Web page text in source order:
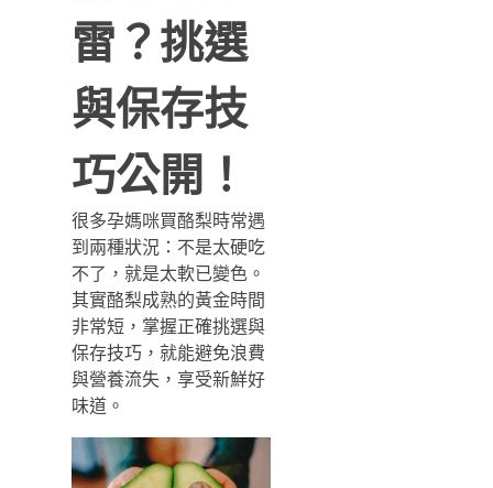
雷？挑選
與保存技
巧公開！
很多孕媽咪買酪梨時常遇
到兩種狀況：不是太硬吃
不了，就是太軟已變色。
其實酪梨成熟的黃金時間
非常短，掌握正確挑選與
保存技巧，就能避免浪費
與營養流失，享受新鮮好
味道。